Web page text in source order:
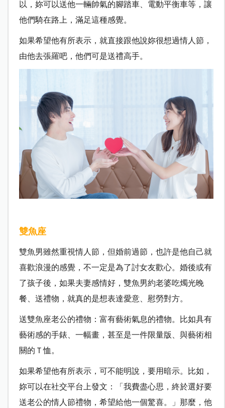
以，妳可以送他一輛帥氣的腳踏車、電動平衡車等，讓
他們騎在路上，滿足這種感覺。
如果希望他有所表示，就直接跟他說妳很想過情人節，
由他去張羅吧，他們可是送禮高手。
雙魚座
雙魚男雖然重視情人節，但婚前過節，也許是他自己就
喜歡浪漫的感覺，不一定是為了討女友歡心。婚後或有
了孩子後，如果夫妻感情好，雙魚男約老婆吃燭光晚
餐、送禮物，就真的是想表達愛意、慰勞對方。
送雙魚座老公的禮物：富有藝術氣息的禮物。比如具有
藝術感的手錶、一幅畫，甚至是一件限量版、與藝術相
關的Ｔ恤。
如果希望他有所表示，可不能明說，要用暗示。比如，
妳可以在社交平台上發文：「我費盡心思，終於選好要
送老公的情人節禮物，希望給他一個驚喜。」那麼，他